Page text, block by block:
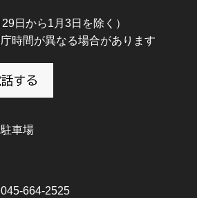
日から1月3日を除く）
時間が異なる場合があります
車場
664-2525